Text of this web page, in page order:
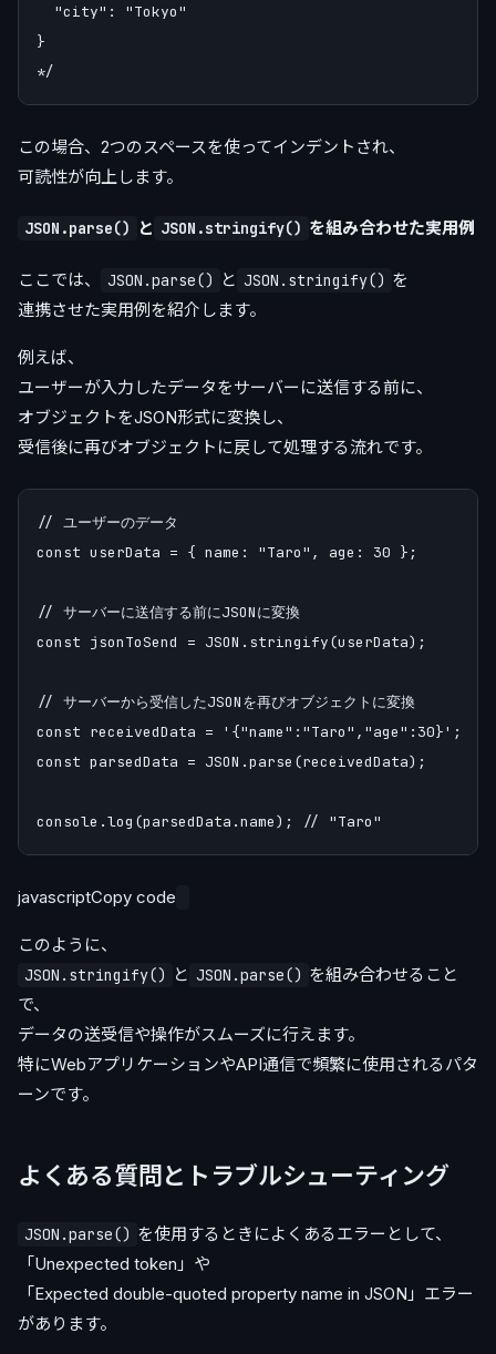
  "city": "Tokyo"
}
この場合、2つのスペースを使ってインデントされ、
可読性が向上します。
JSON.parse() と JSON.stringify() を組み合わせた実用例
ここでは、 JSON.parse() と JSON.stringify() を
連携させた実用例を紹介します。
例えば、
ユーザーが入力したデータをサーバーに送信する前に、
オブジェクトをJSON形式に変換し、
受信後に再びオブジェクトに戻して処理する流れです。
// ユーザーのデータ
const userData = { name: "Taro", age: 30 };
// サーバーに送信する前にJSONに変換
const jsonToSend = JSON.stringify(userData);
// サーバーから受信したJSONを再びオブジェクトに変換
const receivedData = '{"name":"Taro","age":30}';
const parsedData = JSON.parse(receivedData);
javascriptCopy code
このように、
JSON.stringify() と JSON.parse() を組み合わせること
で、
データの送受信や操作がスムーズに行えます。
特にWebアプリケーションやAPI通信で頻繁に使用されるパタ
ーンです。
よくある質問とトラブルシューティング
JSON.parse() を使用するときによくあるエラーとして、
「Unexpected token」や
「Expected double-quoted property name in JSON」エラー
があります。